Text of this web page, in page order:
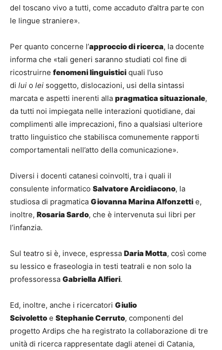
del toscano vivo a tutti, come accaduto d’altra parte con
le lingue straniere».
Per quanto concerne l’approccio di ricerca, la docente
informa che «tali generi saranno studiati col fine di
ricostruirne fenomeni linguistici quali l’uso
di lui o lei soggetto, dislocazioni, usi della sintassi
marcata e aspetti inerenti alla pragmatica situazionale,
da tutti noi impiegata nelle interazioni quotidiane, dai
complimenti alle imprecazioni, fino a qualsiasi ulteriore
tratto linguistico che stabilisca comunemente rapporti
comportamentali nell’atto della comunicazione».
Diversi i docenti catanesi coinvolti, tra i quali il
consulente informatico Salvatore Arcidiacono, la
studiosa di pragmatica Giovanna Marina Alfonzetti e,
inoltre, Rosaria Sardo, che è intervenuta sui libri per
l’infanzia.
Sul teatro si è, invece, espressa Daria Motta, così come
su lessico e fraseologia in testi teatrali e non solo la
professoressa Gabriella Alfieri.
Ed, inoltre, anche i ricercatori Giulio
Scivoletto e Stephanie Cerruto, componenti del
progetto Ardips che ha registrato la collaborazione di tre
unità di ricerca rappresentate dagli atenei di Catania,